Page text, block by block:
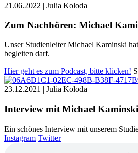
21.06.2022 | Julia Koloda
Zum Nachhören: Michael
Unser Studienleiter Michael Kaminski
begleiten darf.
Hier geht es zum Podcast, bitte klicken!
23.12.2021 | Julia Koloda
Interview mit Michael
Ein schönes Interview mit unserem
Instagram Twitter